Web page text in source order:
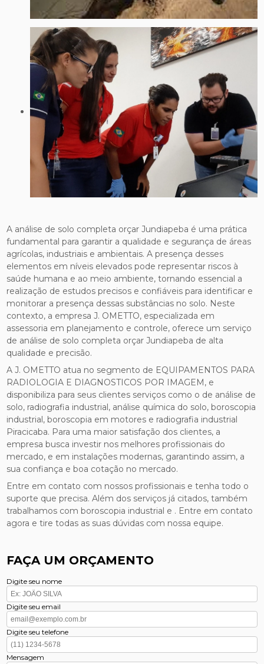
A análise de solo completa orçar Jundiapeba é uma prática
fundamental para garantir a qualidade e segurança de áreas
agrícolas, industriais e ambientais. A presença desses
elementos em níveis elevados pode representar riscos à
saúde humana e ao meio ambiente, tornando essencial a
realização de estudos precisos e confiáveis para identificar e
monitorar a presença dessas substâncias no solo. Neste
contexto, a empresa J. OMETTO, especializada em
assessoria em planejamento e controle, oferece um serviço
de análise de solo completa orçar Jundiapeba de alta
qualidade e precisão.
A J. OMETTO atua no segmento de EQUIPAMENTOS PARA
RADIOLOGIA E DIAGNOSTICOS POR IMAGEM, e
disponibiliza para seus clientes serviços como o de análise de
solo, radiografia industrial, análise química do solo, boroscopia
industrial, boroscopia em motores e radiografia industrial
Piracicaba. Para uma maior satisfação dos clientes, a
empresa busca investir nos melhores profissionais do
mercado, e em instalações modernas, garantindo assim, a
sua confiança e boa cotação no mercado.
Entre em contato com nossos profissionais e tenha todo o
suporte que precisa. Além dos serviços já citados, também
trabalhamos com boroscopia industrial e . Entre em contato
agora e tire todas as suas dúvidas com nossa equipe.
FAÇA UM ORÇAMENTO
Digite seu nome
Digite seu email
Digite seu telefone
Mensagem